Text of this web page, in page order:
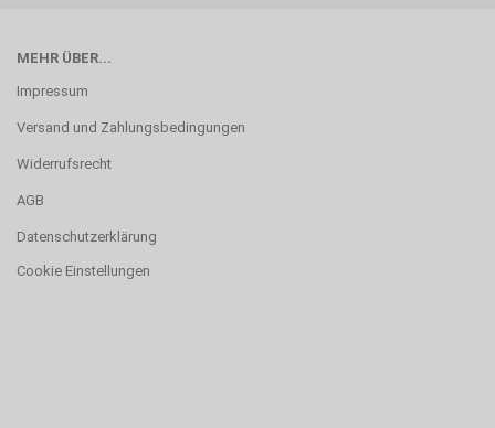
MEHR ÜBER...
Impressum
Versand und Zahlungsbedingungen
Widerrufsrecht
AGB
Datenschutzerklärung
Cookie Einstellungen